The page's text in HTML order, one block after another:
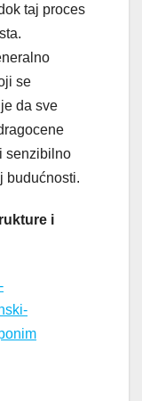
taj proces
se
da sve
senzibilno
budućnosti.
i